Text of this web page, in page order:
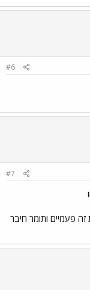
#6
#7
פעמיים ותומר חיבר